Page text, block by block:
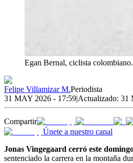
Egan Bernal, ciclista colombiano.
Felipe Villamizar M.Periodista
31 MAY 2026 - 17:59|Actualizado: 31
Compartir
Únete a nuestro canal
Jonas Vingegaard cerró este
sentenciado la carrera en la montaña